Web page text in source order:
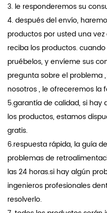
3. le responderemos su
4. después del envío,
productos por usted una
reciba los productos.
pruébelos, y envíeme sus
pregunta sobre el problema
nosotros , le ofreceremos la
5.garantía de calidad, si
los productos, estamos
gratis.
6.respuesta rápida, la guía
problemas de
las 24 horas.si hay algún
ingenieros profesionales
resolverlo.